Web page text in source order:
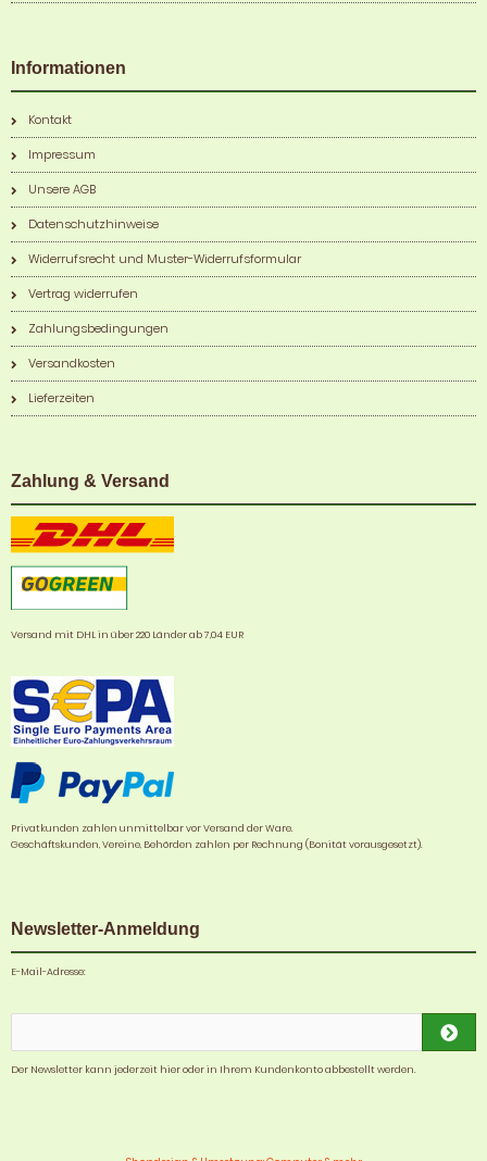
Informationen
Kontakt
Impressum
Unsere AGB
Datenschutzhinweise
Widerrufsrecht und Muster-Widerrufsformular
Vertrag widerrufen
Zahlungsbedingungen
Versandkosten
Lieferzeiten
Zahlung & Versand
Versand mit DHL in über 220 Länder ab 7,04 EUR
Privatkunden zahlen unmittelbar vor Versand der Ware.
Geschäftskunden, Vereine, Behörden zahlen per Rechnung (Bonität vorausgesetzt).
Newsletter-Anmeldung
E-Mail-Adresse:
Der Newsletter kann jederzeit hier oder in Ihrem Kundenkonto abbestellt werden.